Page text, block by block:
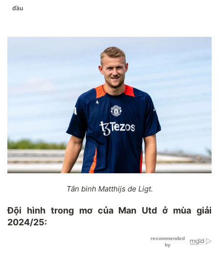
đầu
Tân binh Matthijs de Ligt.
Đội hình trong mơ của Man Utd ở mùa giải
2024/25: